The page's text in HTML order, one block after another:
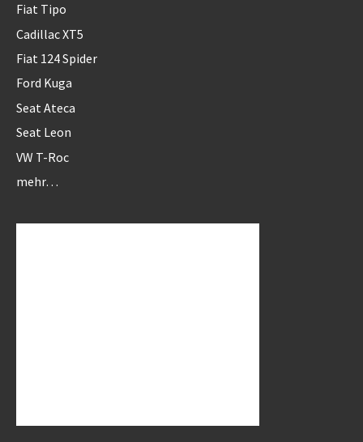
Fiat Tipo
Cadillac XT5
Fiat 124 Spider
Ford Kuga
Seat Ateca
Seat Leon
VW T-Roc
mehr…